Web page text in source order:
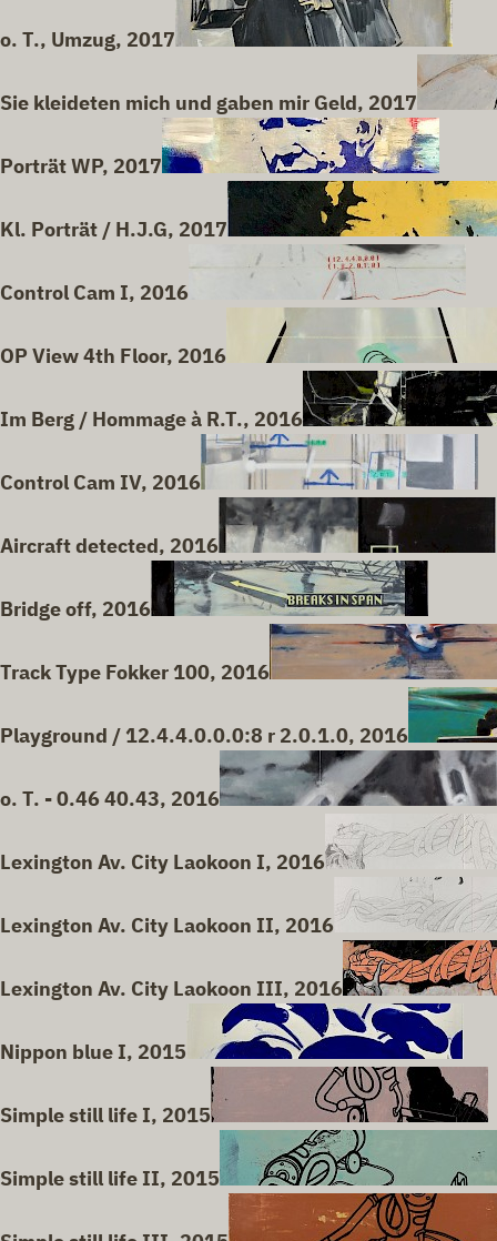
o. T., Umzug, 2017
Sie kleideten mich und gaben mir Geld, 2017
Porträt WP, 2017
Kl. Porträt / H.J.G, 2017
Control Cam I, 2016
OP View 4th Floor, 2016
Im Berg / Hommage à R.T., 2016
Control Cam IV, 2016
Aircraft detected, 2016
Bridge off, 2016
Track Type Fokker 100, 2016
Playground / 12.4.4.0.0.0:8 r 2.0.1.0, 2016
o. T. - 0.46 40.43, 2016
Lexington Av. City Laokoon I, 2016
Lexington Av. City Laokoon II, 2016
Lexington Av. City Laokoon III, 2016
Nippon blue I, 2015
Simple still life I, 2015
Simple still life II, 2015